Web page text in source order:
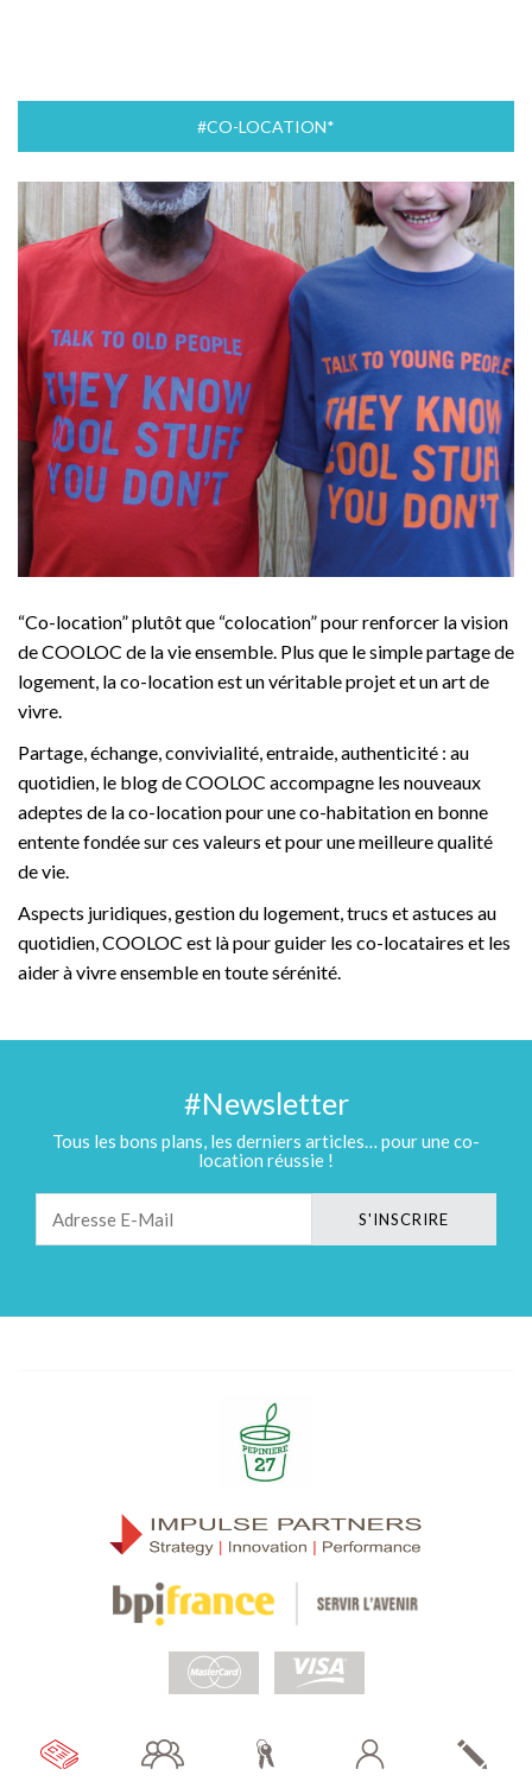
#CO-LOCATION*
“Co-location” plutôt que “colocation” pour renforcer la vision
de COOLOC de la vie ensemble. Plus que le simple partage de
logement, la co-location est un véritable projet et un art de
vivre.
Partage, échange, convivialité, entraide, authenticité : au
quotidien, le blog de COOLOC accompagne les nouveaux
adeptes de la co-location pour une co-habitation en bonne
entente fondée sur ces valeurs et pour une meilleure qualité
de vie.
Aspects juridiques, gestion du logement, trucs et astuces au
quotidien, COOLOC est là pour guider les co-locataires et les
aider à vivre ensemble en toute sérénité.
#Newsletter
Tous les bons plans, les derniers articles… pour une co-
location réussie !